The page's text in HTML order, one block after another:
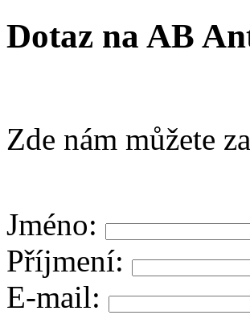
Dotaz na AB
Zde nám můžete
Jméno:
Příjmení:
E-mail: